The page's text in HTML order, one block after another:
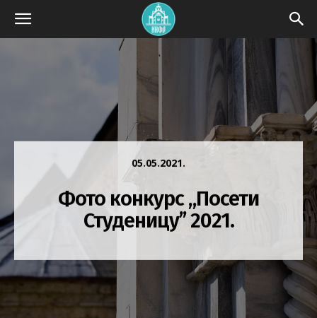
05.05.2021.
Фото конкурс „Посети
Студеницу’’ 2021.